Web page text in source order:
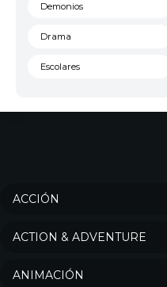
Demonios
Drama
Escolares
Música
ACCIÓN
ACTION & ADVENTURE
ANIMACIÓN